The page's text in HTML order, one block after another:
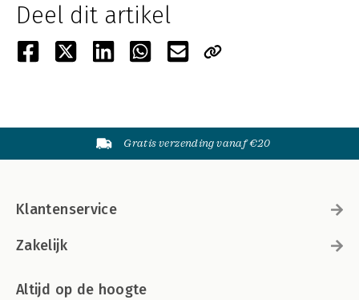
Deel dit artikel
Gratis verzending vanaf €20
Klantenservice
Zakelijk
Altijd op de hoogte